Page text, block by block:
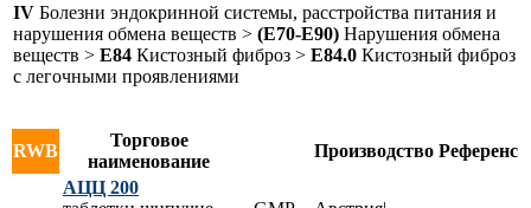
IV Болезни эндокринной системы, расстройства питания и
нарушения обмена веществ > (E70-E90) Нарушения обмена
веществ > E84 Кистозный фиброз > E84.0 Кистозный фиброз
с легочными проявлениями
RWB
Торговое
наименование
Производство Референс
АЦЦ 200